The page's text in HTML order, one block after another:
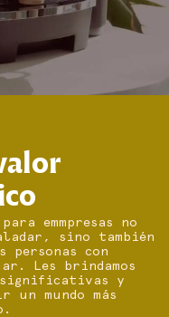
emmpresas no
sino también
personas con
Les brindamos
significativas y
mundo más